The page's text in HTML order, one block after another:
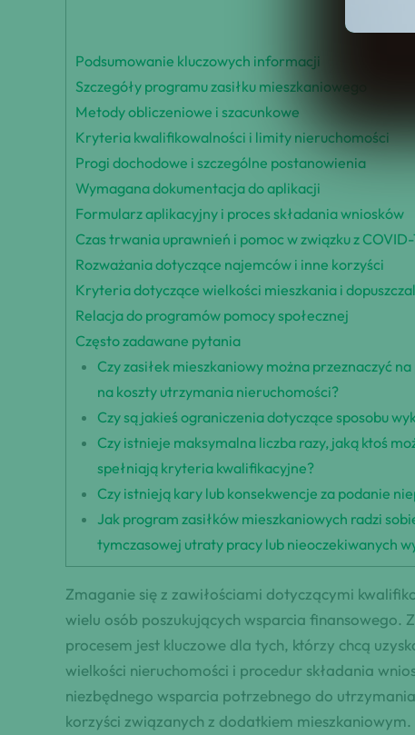
Podsumowanie kluczowych informacji
Szczegóły programu zasiłku mieszkaniowego
Metody obliczeniowe i szacunkowe
Kryteria kwalifikowalności i limity nieruchomości
Progi dochodowe i szczególne postanowienia
Wymagana dokumentacja do aplikacji
Formularz aplikacyjny i proces składania wniosków
Czas trwania uprawnień i pomoc w związku z COVID-
Rozważania dotyczące najemców i inne korzyści
Kryteria dotyczące wielkości mieszkania i
Relacja do programów pomocy społecznej
Często zadawane pytania
Czy zasiłek mieszkaniowy można przeznaczyć
na koszty utrzymania nieruchomości?
Czy są jakieś ograniczenia dotyczące sposobu
Czy istnieje maksymalna liczba razy, jaką ktoś
spełniają kryteria kwalifikacyjne?
Czy istnieją kary lub konsekwencje za podanie
Jak program zasiłków mieszkaniowych radzi
tymczasowej utraty pracy lub nieoczekiwanych
Zmaganie się z zawiłościami dotyczącymi
wielu osób poszukujących wsparcia
procesem jest kluczowe dla tych, którzy chcą
wielkości nieruchomości i procedur składania
niezbędnego wsparcia potrzebnego do
korzyści związanych z dodatkiem mieszkaniowym.